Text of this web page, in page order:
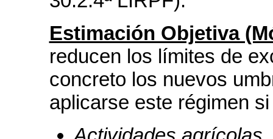
Estimación Objetiva
reducen los límites de
concreto los nuevos
aplicarse este régimen